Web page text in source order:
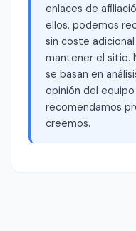
enlaces de
ellos, podemos
sin coste
mantener el sitio.
se basan en
opinión del
recomendamos
creemos.